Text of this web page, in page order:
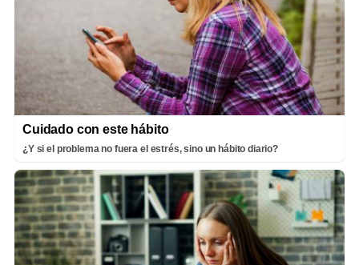
Cuidado con este hábito
¿Y si el problema no fuera el estrés, sino un hábito diario?